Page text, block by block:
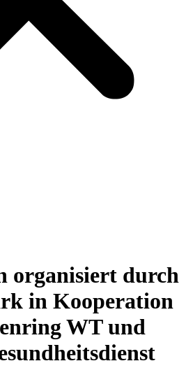
organisiert durch
in Kooperation
WT und